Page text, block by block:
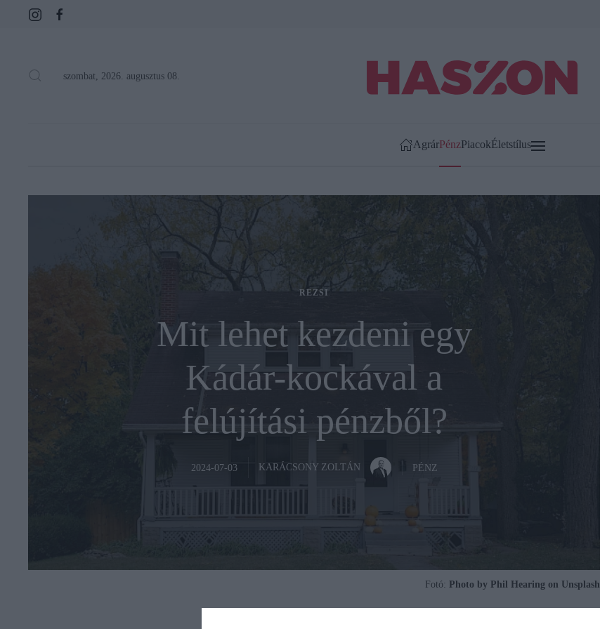
szombat, 2026. augusztus 08.
AgrárPénzPiacokÉletstílus
REZSI
Mit lehet kezdeni egy
Kádár-kockával a
felújítási pénzből?
2024-07-03 KARÁCSONY ZOLTÁN PÉNZ
Fotó: Photo by Phil Hearing on Unsplash